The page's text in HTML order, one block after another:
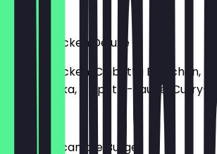
Grilled Chicken Deluxe
Grilled Chicken, Ciabatta Brötchen,
rote Paprika, Chipotle-Sauce, Curry-
Spicy Guacamole Burger